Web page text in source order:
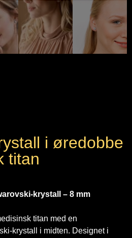
i øredobbe
titan
krystall – 8 mm
titan med en
krystall i midten. Designet i